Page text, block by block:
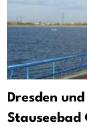
Dresden
Stauseebad